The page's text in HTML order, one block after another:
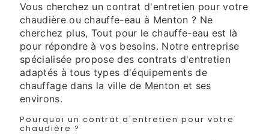
Vous cherchez un contrat d'entretien pour votre
chaudière ou chauffe-eau à Menton ? Ne
cherchez plus, Tout pour le chauffe-eau est là
pour répondre à vos besoins. Notre entreprise
spécialisée propose des contrats d'entretien
adaptés à tous types d'équipements de
chauffage dans la ville de Menton et ses
environs.
Pourquoi un contrat d'entretien pour votre
chaudière ?